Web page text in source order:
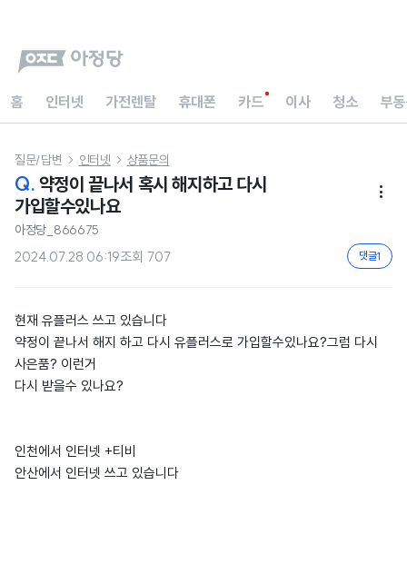
홈 인터넷 가전렌탈 휴대폰 카드 이사 청소 부
질문/답변  인터넷  상품문의
Q. 약정이 끝나서 혹시 해지하고 다시
가입할수있나요

아정당_866675
2024.07.28 06:19조회 707 댓글1
현재 유플러스 쓰고 있습니다
약정이 끝나서 해지 하고 다시 유플러스로 가입할수있나요?그럼 다시
사은품? 이런거
다시 받을수 있나요?
인천에서 인터넷 +티비
안산에서 인터넷 쓰고 있습니다